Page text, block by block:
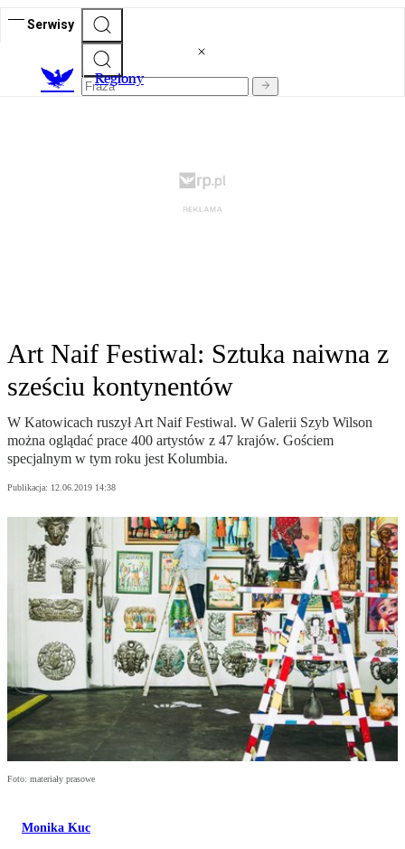
Serwisy
Regiony
Art Naif Festiwal: Sztuka naiwna z
sześciu kontynentów
W Katowicach ruszył Art Naif Festiwal. W Galerii Szyb Wilson
można oglądać prace 400 artystów z 47 krajów. Gościem
specjalnym w tym roku jest Kolumbia.
Publikacja: 12.06.2019 14:38
Foto: materiały prasowe
Monika Kuc